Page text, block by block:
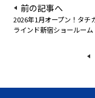
前の記事へ
2026年1月オープン！タチ
ラインド新宿ショールーム